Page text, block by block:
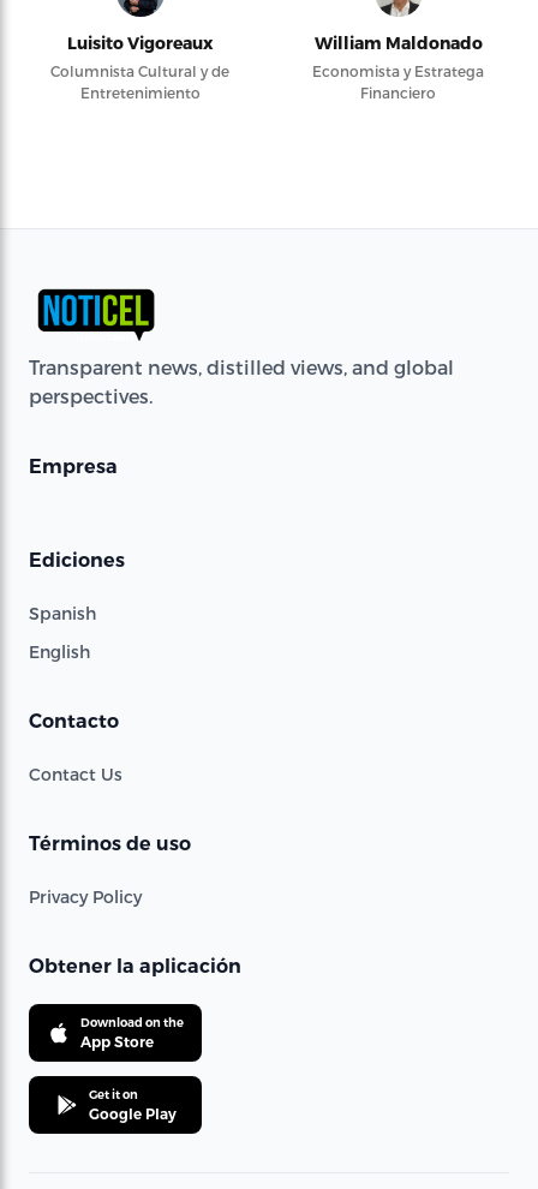
Luisito Vigoreaux
Columnista Cultural y de
Entretenimiento
William Maldonado
Economista y Estratega
Financiero
Transparent news, distilled views, and global
perspectives.
Empresa
Ediciones
Spanish
English
Contacto
Contact Us
Términos de uso
Privacy Policy
Obtener la aplicación
Download on the
App Store
Get it on
Google Play